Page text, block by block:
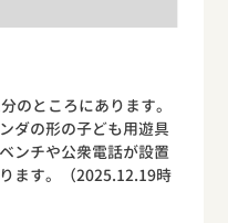
のところにあります。
ダの形の子ども用遊具
ンチや公衆電話が設置
ます。（2025.12.19時